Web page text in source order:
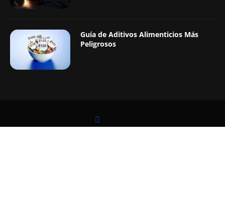
Guía de Aditivos Alimenticios Más
Peligrosos